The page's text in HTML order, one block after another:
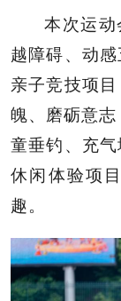
本次运
越障碍、动
亲子竞技项
魄、磨砺意
童垂钓、充
休闲体验项
趣。